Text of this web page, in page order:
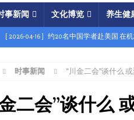
事新闻 文化博览 养生健
[ 2026-04-16 ] 约20名中国学者赴美国 在
[ 2026-04-15 ] 伊朗被曝密购中共间谍卫
[ 2026-04-15 ] 【时事金扫描】四艘中国
专家：美军军事胜利牵动
时事新闻 “川金二会”谈什么
二会”谈什么